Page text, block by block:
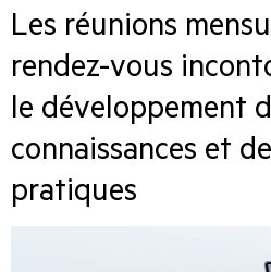
Les réunions
rendez-vous
le développement
connaissances et
pratiques